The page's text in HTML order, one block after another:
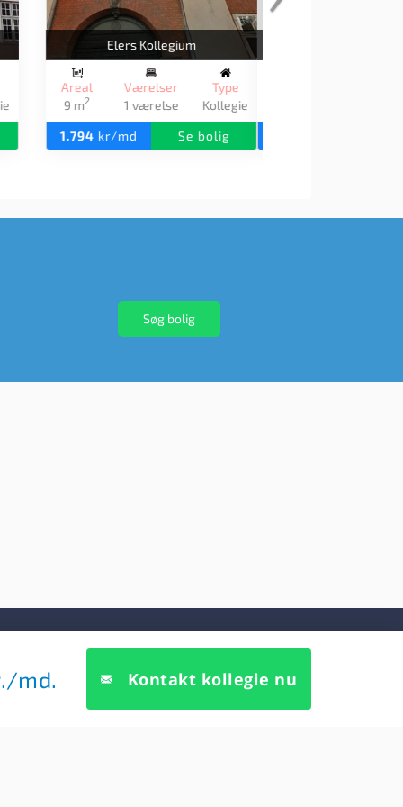
/md. Kontakt kollegie nu
4. Maj Kollegiet Frederiksberg
Areal
18 m
Værelser
1 værelse
Type
Kollegie
1.840kr/md Se bolig
Søg bolig